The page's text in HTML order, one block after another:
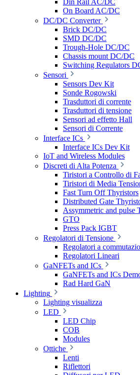
Din Rail AC/DC
On Board AC/DC
DC/DC Converter
Brick DC/DC
SMD DC/DC
Trough-Hole DC/DC
Chassis mount DC/DC
Switching Regulators
Sensori
Sensors Dev Kit
Sonde Rogowski
Trasduttori di corrente
Trasduttori di tensione
Sensori ad effetto Hall
Sensori di Corrente
Interface ICs
Interface ICs Dev Kit
IoT and Wireless Modules
Discreti di Alta Potenza
Tiristori a Controllo di
Tiristori di Media
Fast Turn Off Thyristors
Distributed Gate
Assymmetric and pulse
GTO
Press Pack IGBT
Regolatori di Tensione
Regolatori a
Regolatori Lineari
GaNFETs and ICs
GaNFETs and ICs
Rad Hard GaN
Lighting
Lighting visualizza
LED
LED Chip
COB
Modules
Ottiche
Lenti
Riflettori